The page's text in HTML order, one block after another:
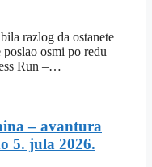
razlog da ostanete
osmi po redu
Run –…
– avantura
5. jula 2026.